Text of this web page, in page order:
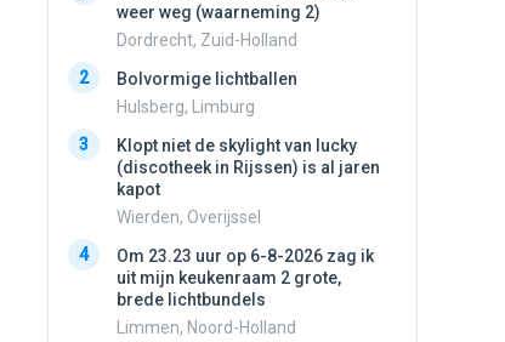
weer weg (waarneming 2)
Dordrecht, Zuid-Holland
2
Bolvormige lichtballen
Hulsberg, Limburg
3
Klopt niet de skylight van lucky
(discotheek in Rijssen) is al jaren
kapot
Wierden, Overijssel
4
Om 23.23 uur op 6-8-2026 zag ik
uit mijn keukenraam 2 grote,
brede lichtbundels
Limmen, Noord-Holland